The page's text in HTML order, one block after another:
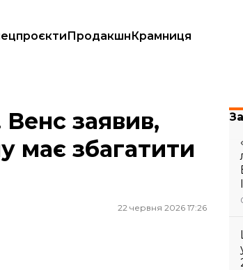
ПродакшнКрамниця
фермерів у США
Венс заявив,
має збагатити
22 червня 2026 17:26